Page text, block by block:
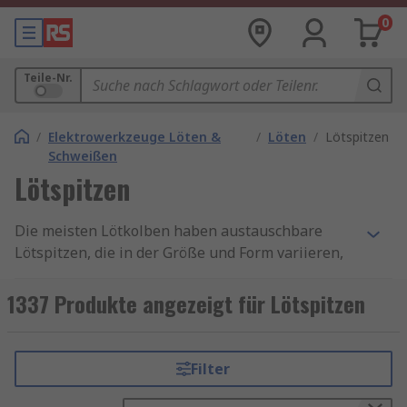
0
Teile-Nr.
/ Elektrowerkzeuge Löten &
Schweißen
/ Löten / Lötspitzen
Lötspitzen
Die meisten Lötkolben haben austauschbare
Lötspitzen, die in der Größe und Form variieren,
verrichten. Lötspitzen haben einen Winkel von
22° bis 90°. Die meisten Lötkolbenspitzen
Kupferkern. Das Kupfer wird für die
Wärmeübertragung verwendet und die
1337 Produkte angezeigt für Lötspitzen
Filter